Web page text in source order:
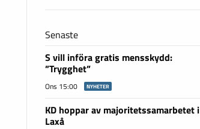
Senaste
S vill införa gratis mensskydd:
”Trygghet”
Ons 15:00 NYHETER
KD hoppar av majoritetssamarbetet i
Laxå